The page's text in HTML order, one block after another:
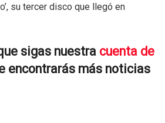
su tercer disco que llegó en
sigas nuestra cuenta de
encontrarás más noticias